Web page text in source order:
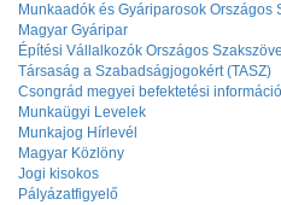
Munkaadók és Gyáriparosok Országos
Magyar Gyáripar
Építési Vállalkozók Országos
Társaság a Szabadságjogokért (TASZ)
Csongrád megyei befektetési
Munkaügyi Levelek
Munkajog Hírlevél
Magyar Közlöny
Jogi kisokos
Pályázatfigyelő